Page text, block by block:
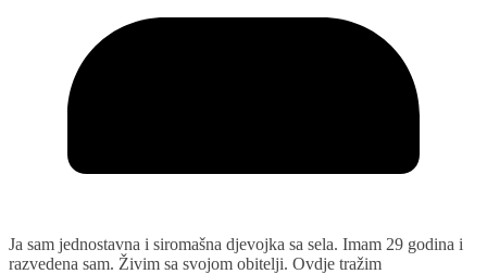
Ja sam jednostavna i siromašna djevojka sa sela. Imam 29 godina i
razvedena sam. Živim sa svojom obitelji. Ovdje tražim